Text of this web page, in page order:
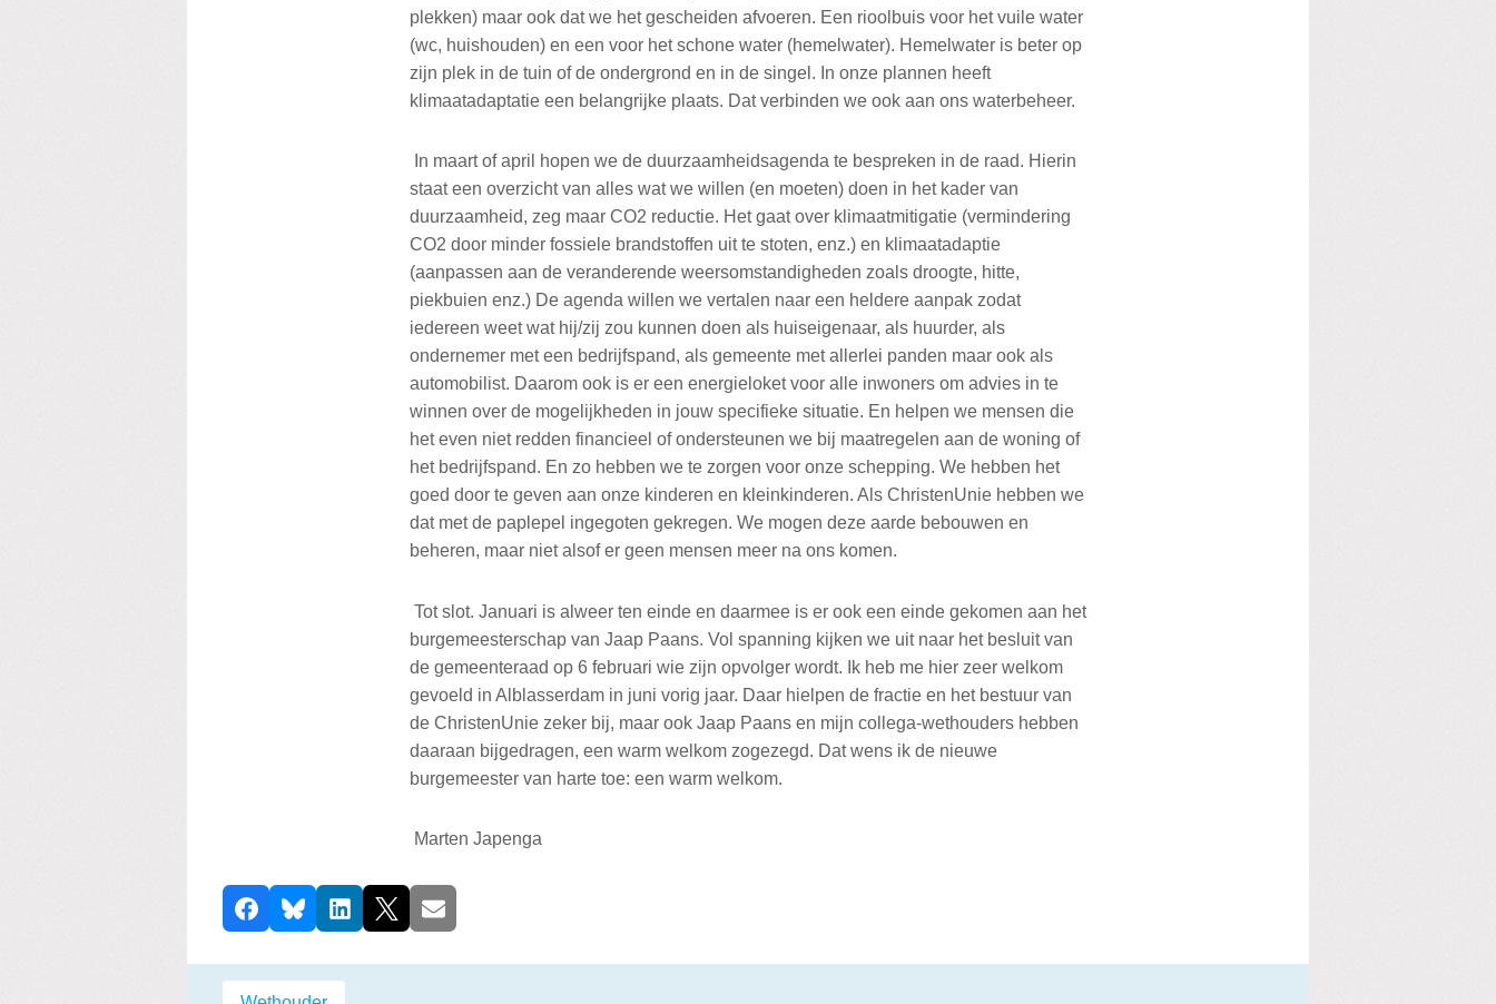
plekken) maar ook dat we het gescheiden afvoeren. Een rioolbuis voor het vuile water
(wc, huishouden) en een voor het schone water (hemelwater). Hemelwater is beter op
zijn plek in de tuin of de ondergrond en in de singel. In onze plannen heeft
klimaatadaptatie een belangrijke plaats. Dat verbinden we ook aan ons waterbeheer.
In maart of april hopen we de duurzaamheidsagenda te bespreken in de raad. Hierin
staat een overzicht van alles wat we willen (en moeten) doen in het kader van
duurzaamheid, zeg maar CO2 reductie. Het gaat over klimaatmitigatie (vermindering
CO2 door minder fossiele brandstoffen uit te stoten, enz.) en klimaatadaptie
(aanpassen aan de veranderende weersomstandigheden zoals droogte, hitte,
piekbuien enz.) De agenda willen we vertalen naar een heldere aanpak zodat
iedereen weet wat hij/zij zou kunnen doen als huiseigenaar, als huurder, als
ondernemer met een bedrijfspand, als gemeente met allerlei panden maar ook als
automobilist. Daarom ook is er een energieloket voor alle inwoners om advies in te
winnen over de mogelijkheden in jouw specifieke situatie. En helpen we mensen die
het even niet redden financieel of ondersteunen we bij maatregelen aan de woning of
het bedrijfspand. En zo hebben we te zorgen voor onze schepping. We hebben het
goed door te geven aan onze kinderen en kleinkinderen. Als ChristenUnie hebben we
dat met de paplepel ingegoten gekregen. We mogen deze aarde bebouwen en
beheren, maar niet alsof er geen mensen meer na ons komen.
Tot slot. Januari is alweer ten einde en daarmee is er ook een einde gekomen aan het
burgemeesterschap van Jaap Paans. Vol spanning kijken we uit naar het besluit van
de gemeenteraad op 6 februari wie zijn opvolger wordt. Ik heb me hier zeer welkom
gevoeld in Alblasserdam in juni vorig jaar. Daar hielpen de fractie en het bestuur van
de ChristenUnie zeker bij, maar ook Jaap Paans en mijn collega-wethouders hebben
daaraan bijgedragen, een warm welkom zogezegd. Dat wens ik de nieuwe
burgemeester van harte toe: een warm welkom.
Marten Japenga
D
e
e
l
FacebookBlueskyLinkedIn
X E-mail
Labels: